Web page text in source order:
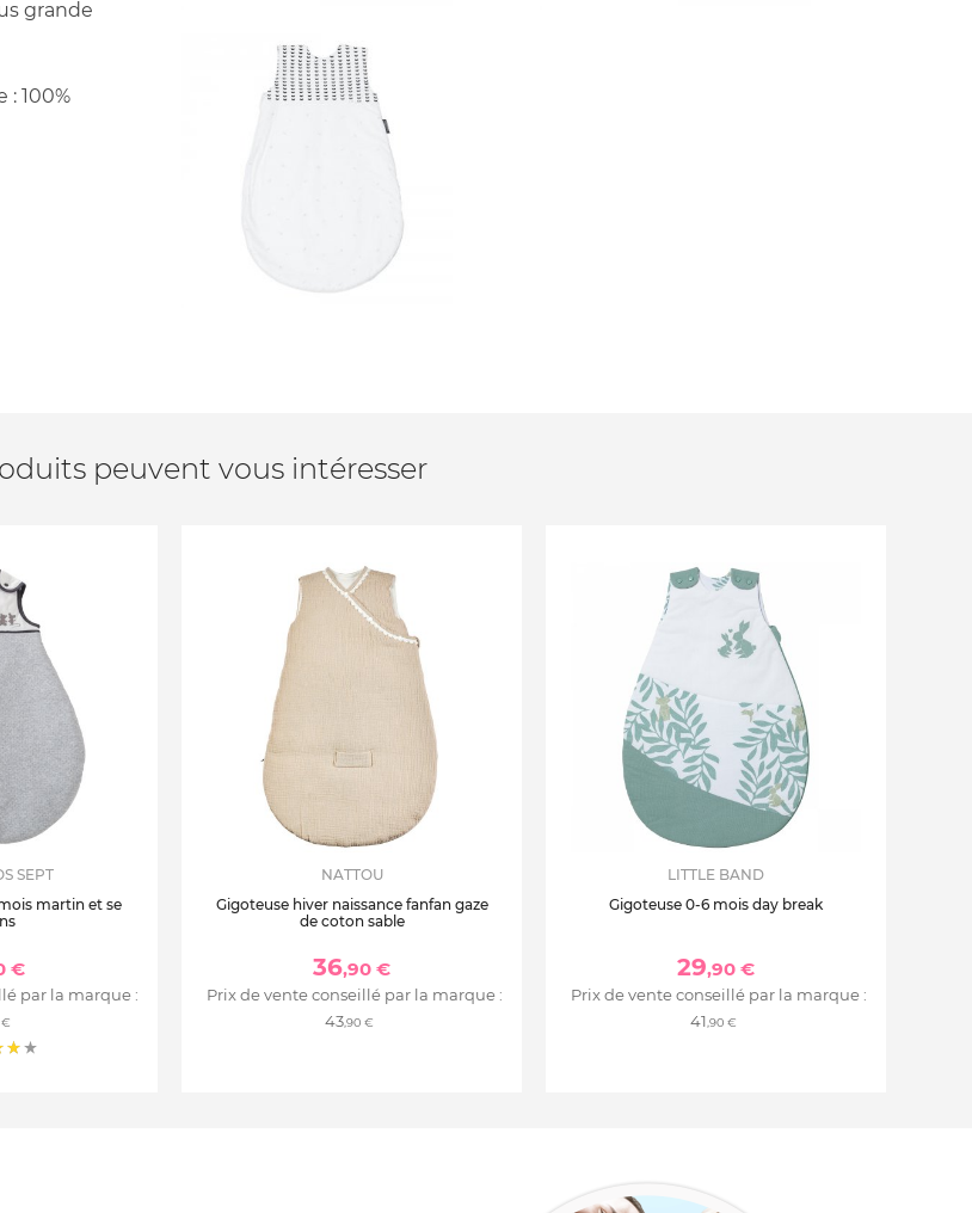
grande
: 100%
peuvent vous intéresser
SEPT
martin et se
€
par la marque :
€
NATTOU
Gigoteuse hiver naissance fanfan gaze
de coton sable
36,90 €
Prix de vente conseillé par la marque :
43,90 €
LITTLE BAND
Gigoteuse 0-6 mois day break
29,90 €
Prix de vente conseillé par la marque :
41 ,90 €